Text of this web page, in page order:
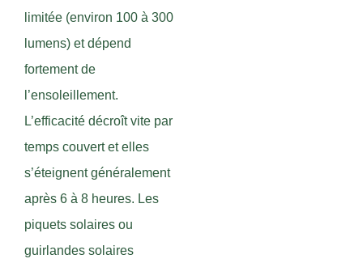
limitée (environ 100 à 300
lumens) et dépend
fortement de
l’ensoleillement.
L’efficacité décroît vite par
temps couvert et elles
s’éteignent généralement
après 6 à 8 heures. Les
piquets solaires ou
guirlandes solaires